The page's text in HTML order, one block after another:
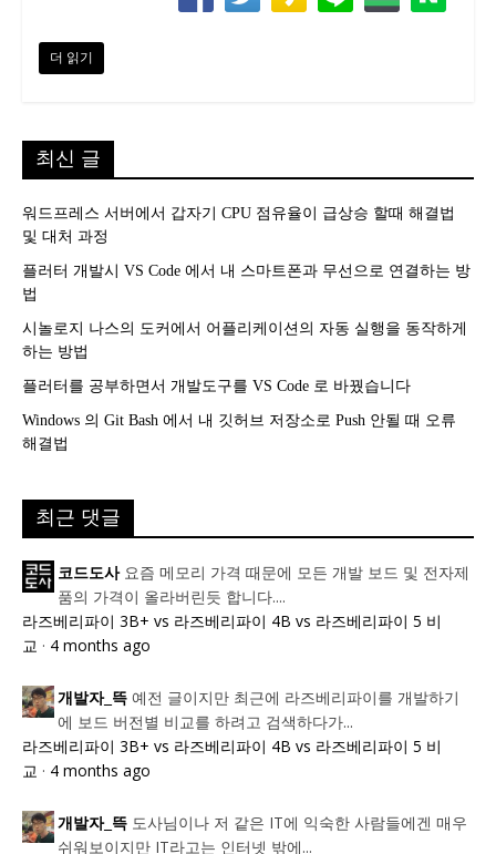
더 읽기
최신 글
워드프레스 서버에서 갑자기 CPU 점유율이 급상승 할때 해결법
및 대처 과정
플러터 개발시 VS Code 에서 내 스마트폰과 무선으로 연결하는 방
법
시놀로지 나스의 도커에서 어플리케이션의 자동 실행을 동작하게
하는 방법
플러터를 공부하면서 개발도구를 VS Code 로 바꿨습니다
Windows 의 Git Bash 에서 내 깃허브 저장소로 Push 안될 때 오류
해결법
최근 댓글
코드도사 요즘 메모리 가격 때문에 모든 개발 보드 및 전자제
품의 가격이 올라버린듯 합니다....
라즈베리파이 3B+ vs 라즈베리파이 4B vs 라즈베리파이 5 비
교 · 4 months ago
개발자_뜩 예전 글이지만 최근에 라즈베리파이를 개발하기
에 보드 버전별 비교를 하려고 검색하다가...
라즈베리파이 3B+ vs 라즈베리파이 4B vs 라즈베리파이 5 비
교 · 4 months ago
개발자_뜩 도사님이나 저 같은 IT에 익숙한 사람들에겐 매우
쉬워보이지만 IT라고는 인터넷 밖에...